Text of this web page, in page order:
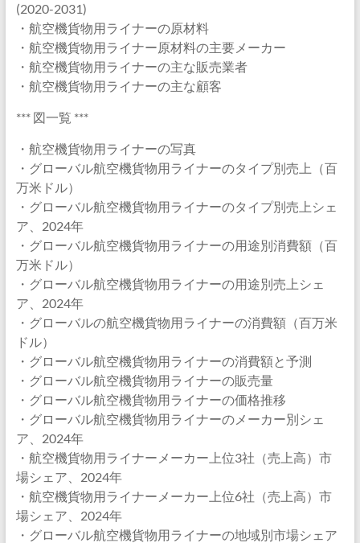
(2020-2031)
・航空機貨物用ライナーの原材料
・航空機貨物用ライナー原材料の主要メーカー
・航空機貨物用ライナーの主な販売業者
・航空機貨物用ライナーの主な顧客
*** 図一覧 ***
・航空機貨物用ライナーの写真
・グローバル航空機貨物用ライナーのタイプ別売上（百
万米ドル）
・グローバル航空機貨物用ライナーのタイプ別売上シェ
ア、2024年
・グローバル航空機貨物用ライナーの用途別消費額（百
万米ドル）
・グローバル航空機貨物用ライナーの用途別売上シェ
ア、2024年
・グローバルの航空機貨物用ライナーの消費額（百万米
ドル）
・グローバル航空機貨物用ライナーの消費額と予測
・グローバル航空機貨物用ライナーの販売量
・グローバル航空機貨物用ライナーの価格推移
・グローバル航空機貨物用ライナーのメーカー別シェ
ア、2024年
・航空機貨物用ライナーメーカー上位3社（売上高）市
場シェア、2024年
・航空機貨物用ライナーメーカー上位6社（売上高）市
場シェア、2024年
・グローバル航空機貨物用ライナーの地域別市場シェア